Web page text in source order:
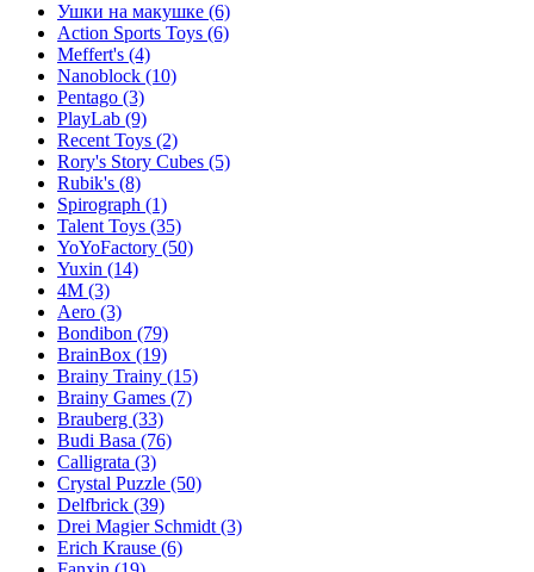
Ушки на макушке (6)
Action Sports Toys (6)
Meffert's (4)
Nanoblock (10)
Pentago (3)
PlayLab (9)
Recent Toys (2)
Rory's Story Cubes (5)
Rubik's (8)
Spirograph (1)
Talent Toys (35)
YoYoFactory (50)
Yuxin (14)
4M (3)
Aero (3)
Bondibon (79)
BrainBox (19)
Brainy Trainy (15)
Brainy Games (7)
Brauberg (33)
Budi Basa (76)
Calligrata (3)
Crystal Puzzle (50)
Delfbrick (39)
Drei Magier Schmidt (3)
Erich Krause (6)